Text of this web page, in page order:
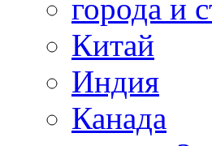
города и
Китай
Индия
Канада